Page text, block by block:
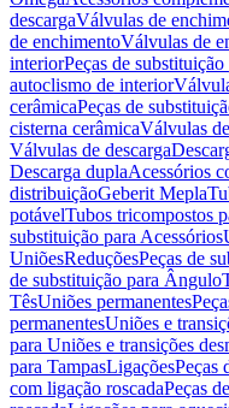
descargaVálvulas de
de enchimentoVálvulas de
interiorPeças de
autoclismo de interior
cerâmicaPeças de
cisterna cerâmicaVálvulas
Válvulas de descarga
Descarga duplaAcessórios
distribuiçãoGeberit Mepla
potávelTubos tricompostos
substituição para Acessórios
UniõesReduçõesPeças de
de substituição para Ângulo
TêsUniões permanentes
permanentesUniões e
para Uniões e transições
para TampasLigaçõesPeças
com ligação roscadaPeças